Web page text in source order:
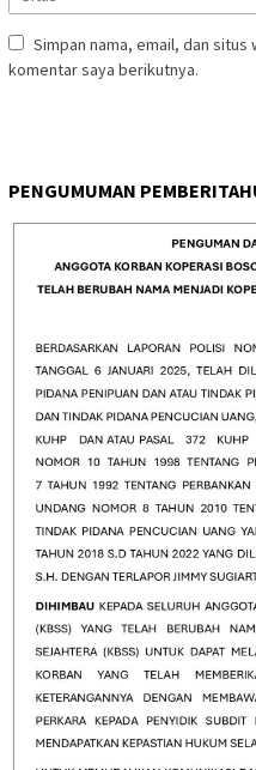
Simpan nama, email, dan
komentar saya berikutnya.
PENGUMUMAN